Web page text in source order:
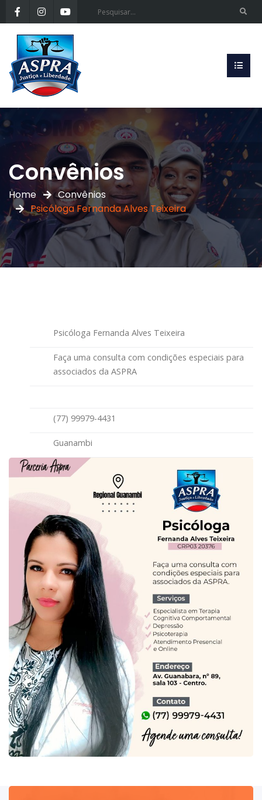
Convênios
Home
Convênios
Psicóloga Fernanda Alves Teixeira
Psicóloga Fernanda Alves Teixeira
Faça uma consulta com condições especiais para
associados da ASPRA
(77) 99979-4431
Guanambi